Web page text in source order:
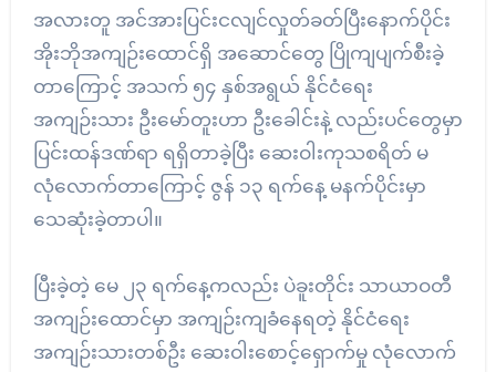
အလားတူ အင်အားပြင်းငလျင်လှုတ်ခတ်ပြီးနောက်ပိုင်း
အိုးဘိုအကျဉ်းထောင်ရှိ အဆောင်တွေ ပြိုကျပျက်စီးခဲ့
တာကြောင့် အသက် ၅၄ နှစ်အရွယ် နိုင်ငံရေး
အကျဉ်းသား ဦးမော်တူးဟာ ဦးခေါင်းနဲ့ လည်းပင်တွေမှာ
ပြင်းထန်ဒဏ်ရာ ရရှိတာခဲ့ပြီး ဆေးဝါးကုသစရိတ် မ
လုံလောက်တာကြောင့် ဇွန် ၁၃ ရက်နေ့ မနက်ပိုင်းမှာ
သေဆုံးခဲ့တာပါ။
ပြီးခဲ့တဲ့ မေ ၂၃ ရက်နေ့ကလည်း ပဲခူးတိုင်း သာယာဝတီ
အကျဉ်းထောင်မှာ အကျဉ်းကျခံနေရတဲ့ နိုင်ငံရေး
အကျဉ်းသားတစ်ဦး ဆေးဝါးစောင့်ရှောက်မှု လုံလောက်